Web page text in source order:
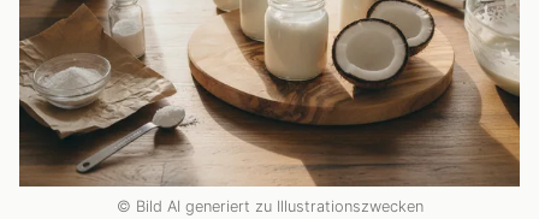
© Bild AI generiert zu Illustrationszwecken